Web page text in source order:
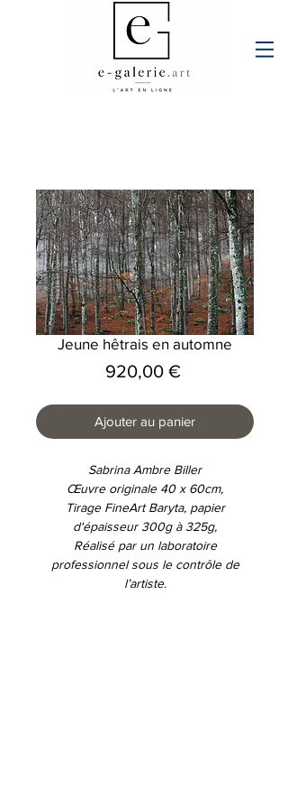
Jeune hêtrais en automne
920,00 €Prix
Ajouter au panier
Sabrina Ambre Biller
Œuvre originale 40 x 60cm,
Tirage FineArt Baryta, papier
d'épaisseur 300g à 325g,
Réalisé par un laboratoire
professionnel sous le contrôle de
l’artiste.